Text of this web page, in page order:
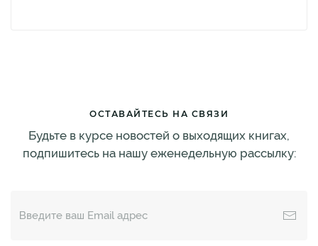
ОСТАВАЙТЕСЬ НА СВЯЗИ
Будьте в курсе новостей о выходящих книгах,
подпишитесь на нашу еженедельную рассылку: